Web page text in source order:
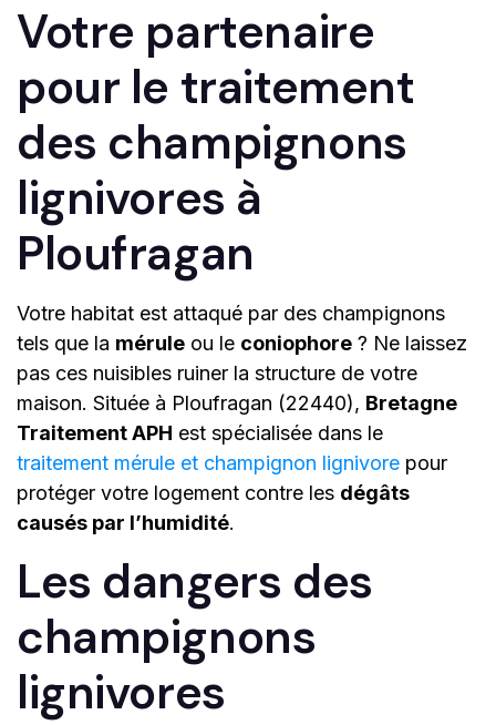
Votre partenaire
pour le traitement
des champignons
lignivores à
Ploufragan
Votre habitat est attaqué par des champignons
tels que la mérule ou le coniophore ? Ne laissez
pas ces nuisibles ruiner la structure de votre
maison. Située à Ploufragan (22440), Bretagne
Traitement APH est spécialisée dans le
traitement mérule et champignon lignivore pour
protéger votre logement contre les dégâts
causés par l’humidité.
Les dangers des
champignons
lignivores